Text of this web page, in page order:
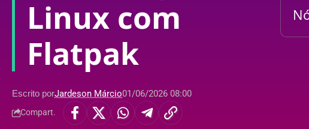
Linux com
Flatpak
Escrito porJardeson Márcio01/06/2026 08:00
Compart.